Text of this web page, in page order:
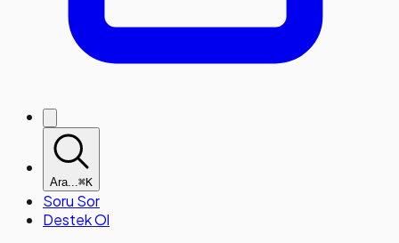
Ara...⌘K
Soru Sor
Destek Ol